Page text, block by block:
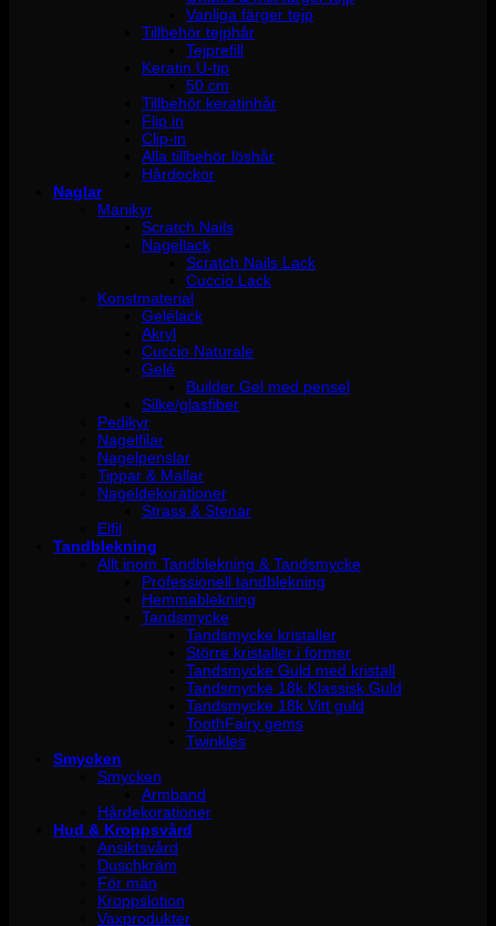
Vanliga färger tejp
Tillbehör tejphår
Tejprefill
Keratin U-tip
50 cm
Tillbehör keratinhår
Flip in
Clip-in
Alla tillbehör löshår
Hårdockor
Naglar
Manikyr
Scratch Nails
Nagellack
Scratch Nails Lack
Cuccio Lack
Konstmaterial
Gelélack
Akryl
Cuccio Naturale
Gelé
Builder Gel med pensel
Silke/glasfiber
Pedikyr
Nagelfilar
Nagelpenslar
Tippar & Mallar
Nageldekorationer
Strass & Stenar
Elfil
Tandblekning
Allt inom Tandblekning & Tandsmycke
Professionell tandblekning
Hemmablekning
Tandsmycke
Tandsmycke kristaller
Större kristaller i former
Tandsmycke Guld med kristall
Tandsmycke 18k Klassisk Guld
Tandsmycke 18k Vitt guld
ToothFairy gems
Twinkles
Smycken
Smycken
Armband
Hårdekorationer
Hud & Kroppsvård
Ansiktsvård
Duschkräm
För män
Kroppslotion
Vaxprodukter